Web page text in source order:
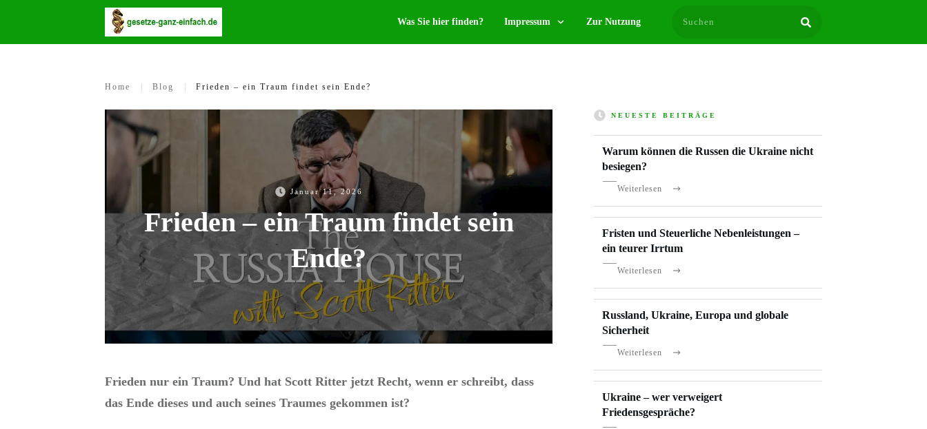
Was Sie hier finden? Impressum Zur Nutzung
Home Blog Frieden – ein Traum findet sein Ende?
Januar 11, 2026
Frieden – ein Traum findet sein
Ende?
Frieden nur ein Traum? Und hat Scott Ritter jetzt Recht, wenn er schreibt, dass
das Ende dieses und auch seines Traumes gekommen ist?
NEUESTE BEITRÄGE
Warum können die Russen die Ukraine nicht
besiegen?
Weiterlesen
Fristen und Steuerliche Nebenleistungen –
ein teurer Irrtum
Weiterlesen
Russland, Ukraine, Europa und globale
Sicherheit
Weiterlesen
Ukraine – wer verweigert
Friedensgespräche?